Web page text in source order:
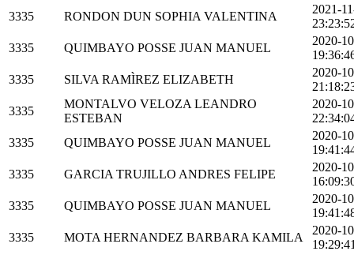
3335
RONDON DUN SOPHIA VALENTINA
2021-
3335
QUIMBAYO POSSE JUAN MANUEL
2020-
3335
SILVA RAMÌREZ ELIZABETH
2020-
3335
MONTALVO VELOZA LEANDRO
ESTEBAN
2020-
3335
QUIMBAYO POSSE JUAN MANUEL
2020-
3335
GARCIA TRUJILLO ANDRES FELIPE
2020-
3335
QUIMBAYO POSSE JUAN MANUEL
2020-
3335
MOTA HERNANDEZ BARBARA KAMILA
2020-